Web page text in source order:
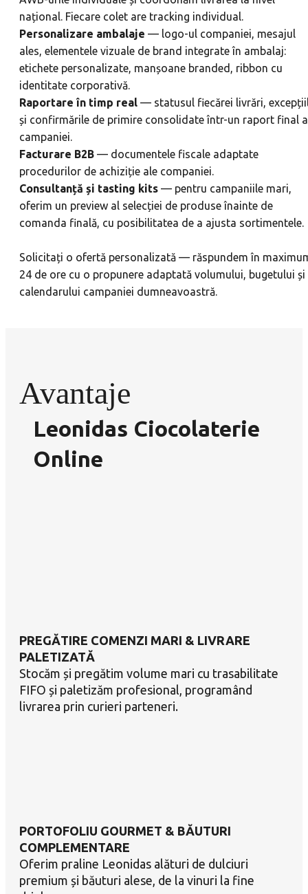
național. Fiecare colet are tracking individual.
Personalizare ambalaje — logo-ul companiei, mesajul
ales, elementele vizuale de brand integrate în ambalaj:
etichete personalizate, manșoane branded, ribbon cu
identitate corporativă.
Raportare în timp real — statusul fiecărei livrări,
și confirmările de primire consolidate într-un raport final
campaniei.
Facturare B2B — documentele fiscale adaptate
procedurilor de achiziție ale companiei.
Consultanță și tasting kits — pentru campaniile mari,
oferim un preview al selecției de produse înainte de
comanda finală, cu posibilitatea de a ajusta sortimentele.
Solicitați o ofertă personalizată — răspundem în
24 de ore cu o propunere adaptată volumului, bugetului și
calendarului campaniei dumneavoastră.
Avantaje
Leonidas Ciocolaterie
Online
PREGĂTIRE COMENZI MARI & LIVRARE
PALETIZATĂ
Stocăm și pregătim volume mari cu trasabilitate
FIFO și paletizăm profesional, programând
livrarea prin curieri parteneri.
PORTOFOLIU GOURMET & BĂUTURI
COMPLEMENTARE
Oferim praline Leonidas alături de dulciuri
premium și băuturi alese, de la vinuri la fine